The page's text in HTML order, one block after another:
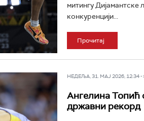
митингу Дијамантске
конкуренцији...
Прочитај
НЕДЕЉА, 31. МАЈ 2026, 12:34 -
Ангелина Топић
државни рекорд